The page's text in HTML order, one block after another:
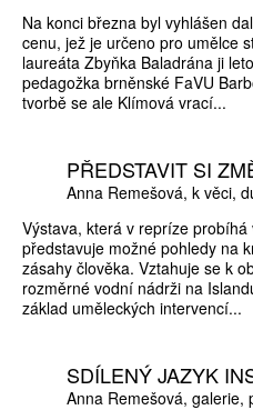
Na konci března byl vyhlášen
cenu, jež je určeno pro umělce
laureáta Zbyňka Baladrána ji
pedagožka brněnské FaVU
tvorbě se ale Klímová vrací...
PŘEDSTAVIT SI
Anna Remešová k věci
Výstava, která v repríze
představuje možné pohledy na
zásahy člověka. Vztahuje se k
rozměrné vodní nádrži na
základ uměleckých intervencí...
SDÍLENÝ JAZYK
Anna Remešová galerie